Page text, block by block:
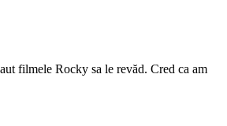
filmele Rocky sa le revăd. Cred ca am